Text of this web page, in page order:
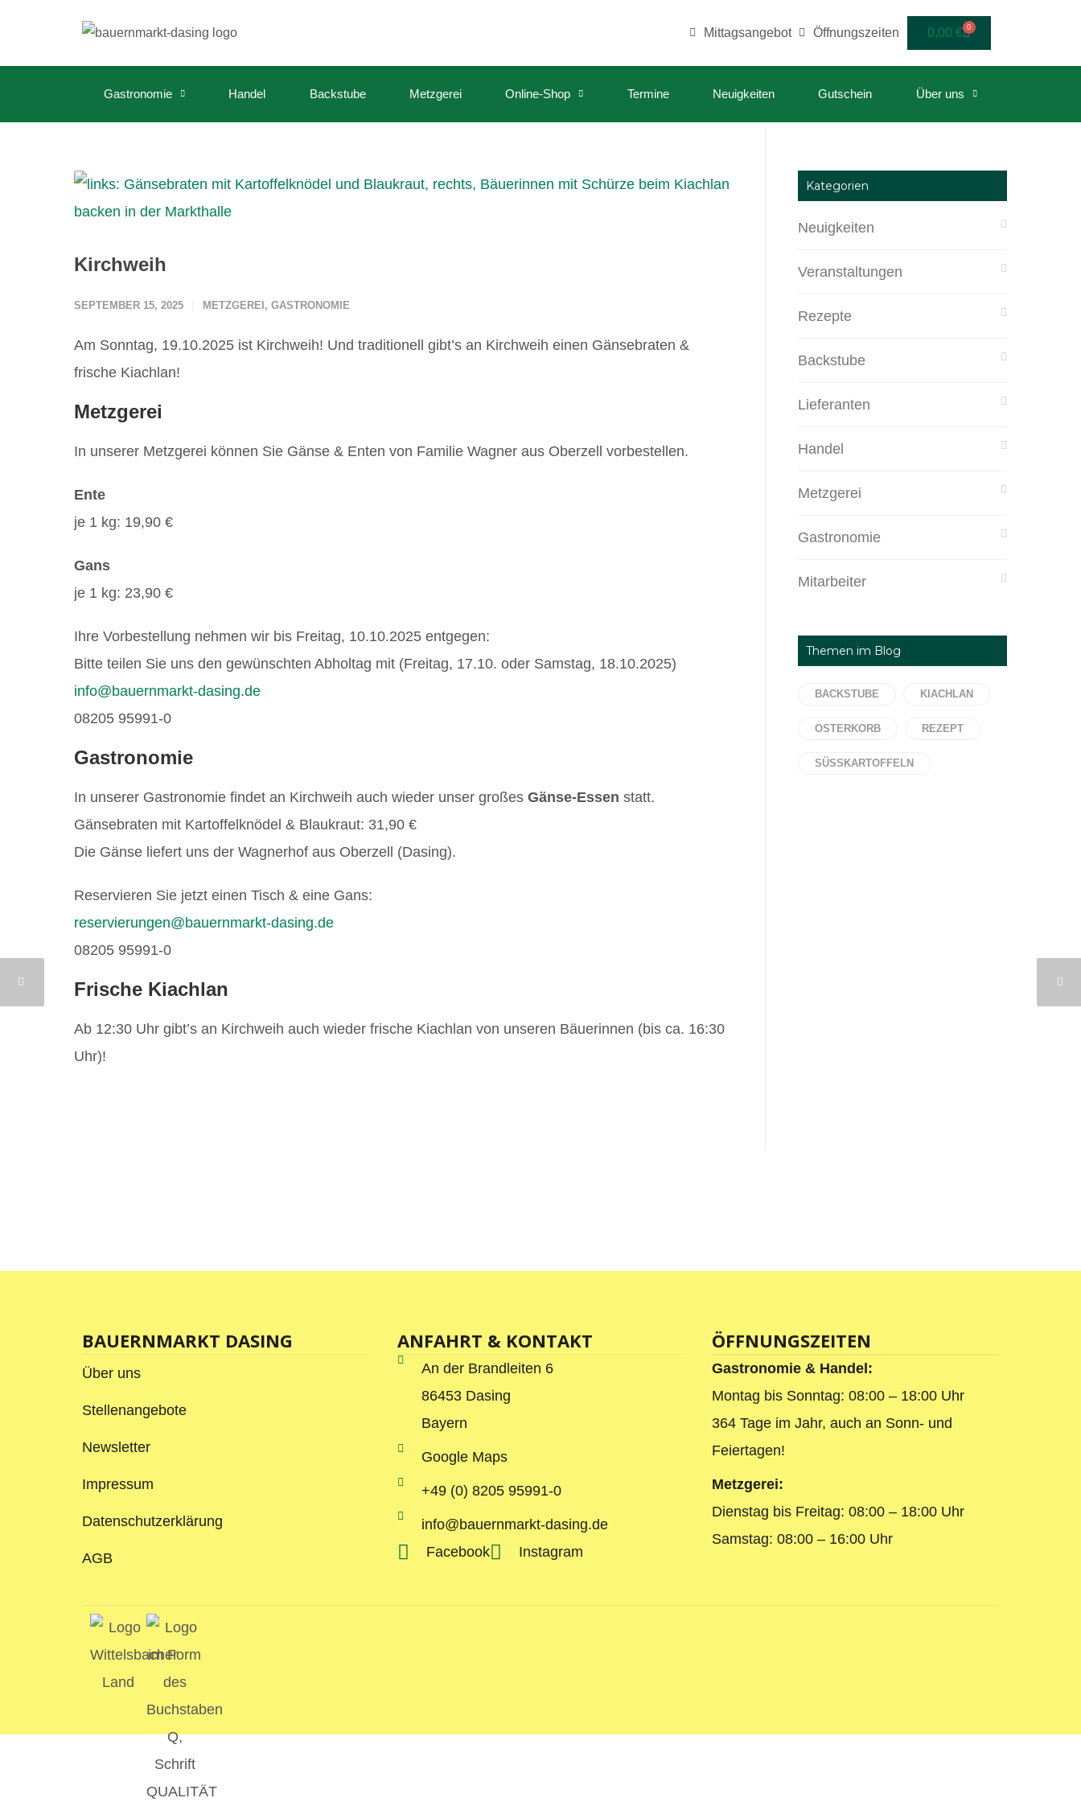
Mittagsangebot Öffnungszeiten 0,00 € 0
Gastronomie Handel Backstube Metzgerei Online-Shop Termine Neuigkeiten Gutschein Über uns
Kirchweih
SEPTEMBER 15, 2025 METZGEREI , GASTRONOMIE
Am Sonntag, 19.10.2025 ist Kirchweih! Und traditionell gibt’s an Kirchweih einen Gänsebraten &
frische Kiachlan!
Metzgerei
In unserer Metzgerei können Sie Gänse & Enten von Familie Wagner aus Oberzell vorbestellen.
Ente
je 1 kg: 19,90 €
Gans
je 1 kg: 23,90 €
Ihre Vorbestellung nehmen wir bis Freitag, 10.10.2025 entgegen:
Bitte teilen Sie uns den gewünschten Abholtag mit (Freitag, 17.10. oder Samstag, 18.10.2025)
info@bauernmarkt-dasing.de
08205 95991-0
Gastronomie
In unserer Gastronomie findet an Kirchweih auch wieder unser großes Gänse-Essen statt.
Gänsebraten mit Kartoffelknödel & Blaukraut: 31,90 €
Die Gänse liefert uns der Wagnerhof aus Oberzell (Dasing).
Reservieren Sie jetzt einen Tisch & eine Gans:
reservierungen@bauernmarkt-dasing.de
08205 95991-0
Frische Kiachlan
Ab 12:30 Uhr gibt’s an Kirchweih auch wieder frische Kiachlan von unseren Bäuerinnen (bis ca. 16:30
Uhr)!
Kategorien
Neuigkeiten
Veranstaltungen
Rezepte
Backstube
Lieferanten
Handel
Metzgerei
Gastronomie
Mitarbeiter
Themen im Blog
BACKSTUBE KIACHLAN
OSTERKORB REZEPT
SÜSSKARTOFFELN
BAUERNMARKT DASING
Über uns
Stellenangebote
Newsletter
Impressum
Datenschutzerklärung
AGB
ANFAHRT & KONTAKT
An der Brandleiten 6
86453 Dasing
Bayern
Google Maps
+49 (0) 8205 95991-0
info@bauernmarkt-dasing.de
Facebook
Instagram
ÖFFNUNGSZEITEN
Gastronomie & Handel:
Montag bis Sonntag: 08:00 – 18:00 Uhr
364 Tage im Jahr, auch an Sonn- und
Feiertagen!
Metzgerei:
Dienstag bis Freitag: 08:00 – 18:00 Uhr
Samstag: 08:00 – 16:00 Uhr